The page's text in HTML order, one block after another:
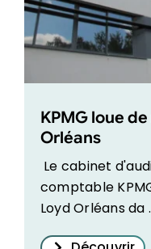
KPMG loue
Orléans
Le cabinet
comptable
Loyd Orléans da